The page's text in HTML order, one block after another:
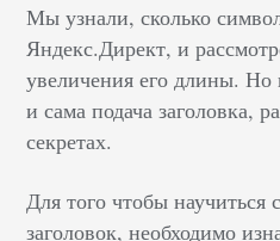
Мы узнали, сколько
Яндекс.Директ, и
увеличения его длины. Но
и сама подача заголовка,
секретах.
Для того чтобы научиться
заголовок, необходимо